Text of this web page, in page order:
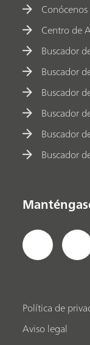
Centro de
Buscador
Buscador
Buscador
Buscador
Buscador
Buscador
Política de
Aviso legal